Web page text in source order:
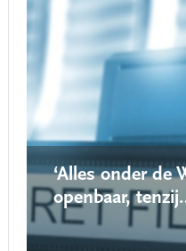
‘Alles onder de
openbaar,